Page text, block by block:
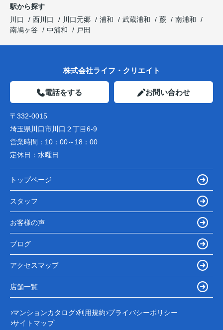
駅から探す
川口
西川口 川口元郷 浦和 武蔵浦和 蕨
南浦和
南鳩ヶ谷
中浦和 戸田
株式会社ライフ・クリエイト
電話をする お問い合わせ
〒332-0015
埼玉県川口市川口２丁目6-9
営業時間： 10：00～18：00
定休日： 水曜日
トップページ
スタッフ
お客様の声
ブログ
アクセスマップ
店舗一覧
マンションカタログ 利用規約 プライバシーポリシー
サイトマップ